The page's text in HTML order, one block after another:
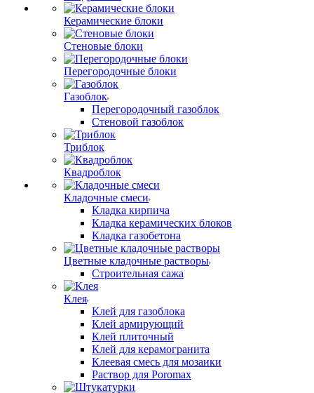
Керамические блоки
Стеновые блоки
Перегородочные блоки
Газоблок
Перегородочный газоблок
Стеновой газоблок
Триблок
Квадроблок
Кладочные смеси
Кладка кирпича
Кладка керамических блоков
Кладка газобетона
Цветные кладочные растворы
Строительная сажа
Клея
Клей для газоблока
Клей армирующий
Клей плиточный
Клей для керамогранита
Клеевая смесь для мозаики
Раствор для Poromax